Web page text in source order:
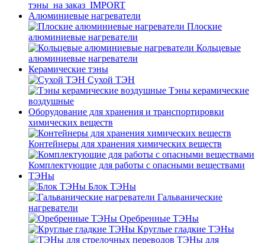
тэны_на заказ_IMPORT
Алюминиевые нагреватели
Плоские
алюминиевые нагреватели
Кольцевые
алюминиевые нагреватели
Керамические тэны
Сухой ТЭН
Тэны керамические
воздушные
Оборудование для хранения и транспортировки
химических веществ
Контейнеры для хранения химических веществ
Комплектующие для работы с опасными веществами
ТЭНы
Блок ТЭНы
Гальванические
нагреватели
Оребренные ТЭНы
Круглые гладкие ТЭНы
ТЭНы для